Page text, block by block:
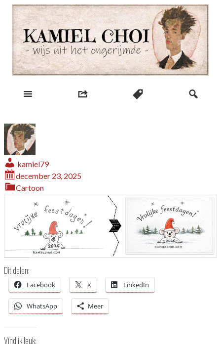
Skip
content
Kamiel Choi
kamiel79
december 23, 2025
Cartoon
Dit delen:
Facebook X LinkedIn
WhatsApp Meer
Vind ik leuk: